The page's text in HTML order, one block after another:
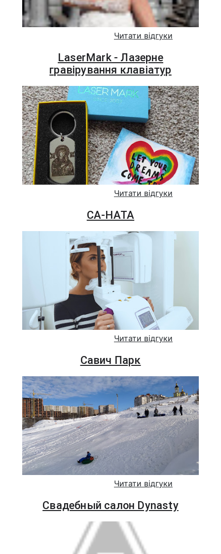
Читати відгуки
LaserMark - Лазерне
гравірування клавіатур
Читати відгуки
СА-НАТА
Читати відгуки
Савич Парк
Читати відгуки
Свадебный салон Dynasty